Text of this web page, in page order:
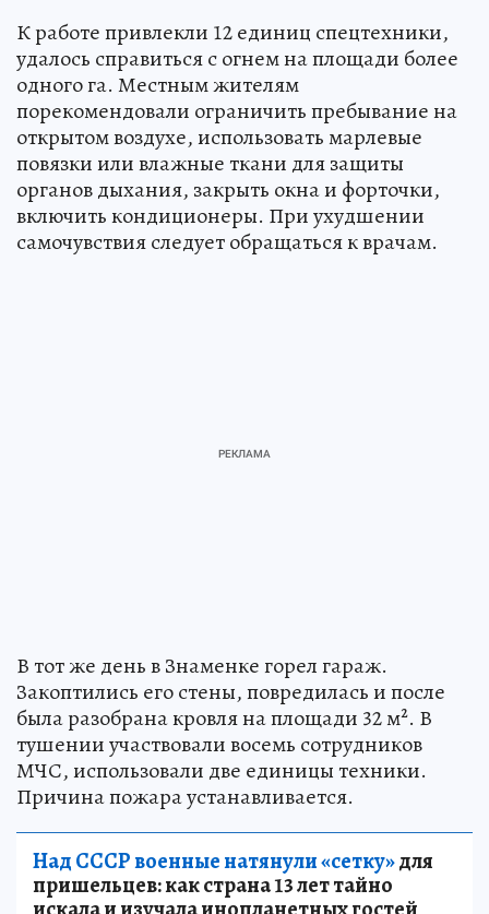
К работе привлекли 12 единиц спецтехники,
удалось справиться с огнем на площади более
одного га. Местным жителям
порекомендовали ограничить пребывание на
открытом воздухе, использовать марлевые
повязки или влажные ткани для защиты
органов дыхания, закрыть окна и форточки,
включить кондиционеры. При ухудшении
самочувствия следует обращаться к врачам.
В тот же день в Знаменке горел гараж.
Закоптились его стены, повредилась и после
была разобрана кровля на площади 32 м². В
тушении участвовали восемь сотрудников
МЧС, использовали две единицы техники.
Причина пожара устанавливается.
Над СССР военные натянули «сетку»для
пришельцев: как страна 13 лет тайно